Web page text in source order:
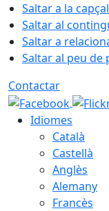
Saltar a la
Saltar al
Saltar a
Saltar al peu de
Contactar
Idiomes
Català
Castellà
Anglès
Alemany
Francès